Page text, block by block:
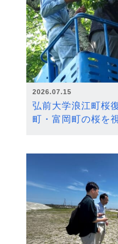
2026.07.15
弘前大学浪江町桜
町・富岡町の桜を